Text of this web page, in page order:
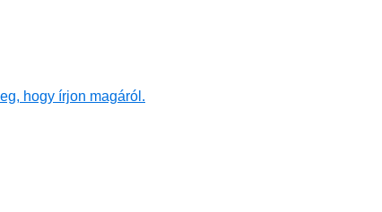
hogy írjon magáról.